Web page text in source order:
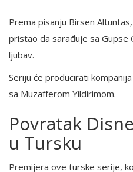
Prema pisanju Birsen
pristao da sarađuje sa Gupse
ljubav.
Seriju će producirati
sa Muzafferom Yildirimom.
Povratak
u Tursku
Premijera ove turske serije,